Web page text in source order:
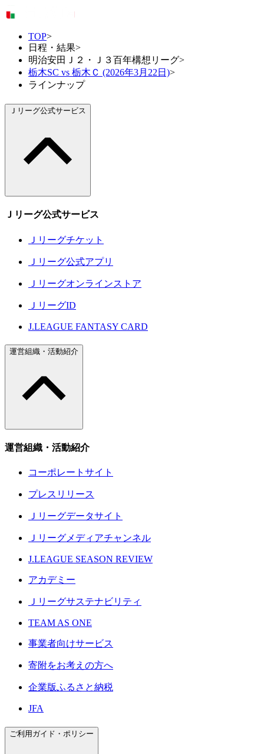
TOP>
日程・結果>
明治安田Ｊ２・Ｊ３百年構想リーグ>
栃木SC vs 栃木Ｃ (2026年3月22日)>
ラインナップ
Ｊリーグ公式サービス
Ｊリーグ公式サービス
Ｊリーグチケット
Ｊリーグ公式アプリ
Ｊリーグオンラインストア
ＪリーグID
J.LEAGUE FANTASY CARD
運営組織・活動紹介
運営組織・活動紹介
コーポレートサイト
プレスリリース
Ｊリーグデータサイト
Ｊリーグメディアチャンネル
J.LEAGUE SEASON REVIEW
アカデミー
Ｊリーグサステナビリティ
TEAM AS ONE
事業者向けサービス
寄附をお考えの方へ
企業版ふるさと納税
JFA
ご利用ガイド・ポリシー